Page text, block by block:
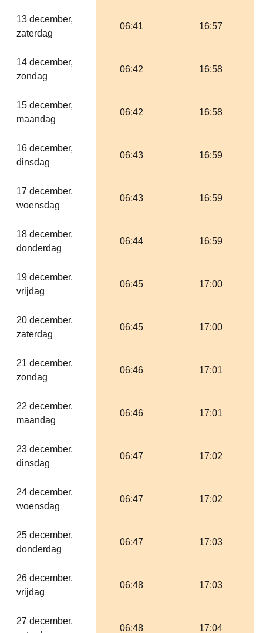
13 december,
zaterdag
06:41 16:57
14 december,
zondag
06:42 16:58
15 december,
maandag
06:42 16:58
16 december,
dinsdag
06:43 16:59
17 december,
woensdag
06:43 16:59
18 december,
donderdag
06:44 16:59
19 december,
vrijdag
06:45 17:00
20 december,
zaterdag
06:45 17:00
21 december,
zondag
06:46 17:01
22 december,
maandag
06:46 17:01
23 december,
dinsdag
06:47 17:02
24 december,
woensdag
06:47 17:02
25 december,
donderdag
06:47 17:03
26 december,
vrijdag
06:48 17:03
27 december,
06:48 17:04